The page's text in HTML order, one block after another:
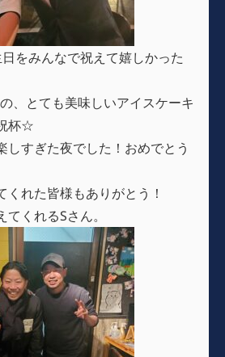
をみんなで祝えて嬉しかった
、とても美味しいアイスケーキ
杯☆
しすぎた夜でした！おめでとう
くれた皆様もありがとう！
くれるSさん。